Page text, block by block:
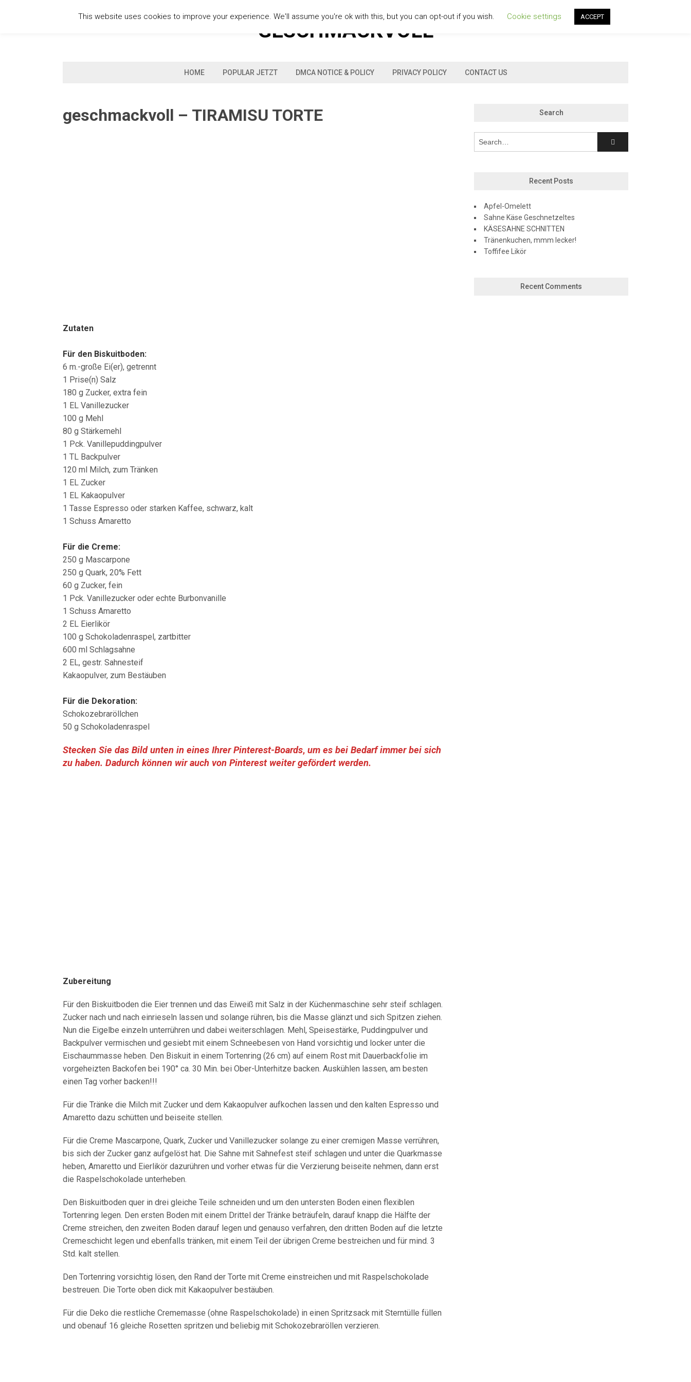
GESCHMACKVOLL
HOME POPULAR JETZT DMCA NOTICE & POLICY PRIVACY POLICY CONTACT US
geschmackvoll – TIRAMISU TORTE
Zutaten
Für den Biskuitboden:
6 m.-große Ei(er), getrennt
1 Prise(n) Salz
180 g Zucker, extra fein
1 EL Vanillezucker
100 g Mehl
80 g Stärkemehl
1 Pck. Vanillepuddingpulver
1 TL Backpulver
120 ml Milch, zum Tränken
1 EL Zucker
1 EL Kakaopulver
1 Tasse Espresso oder starken Kaffee, schwarz, kalt
1 Schuss Amaretto
Für die Creme:
250 g Mascarpone
250 g Quark, 20% Fett
60 g Zucker, fein
1 Pck. Vanillezucker oder echte Burbonvanille
1 Schuss Amaretto
2 EL Eierlikör
100 g Schokoladenraspel, zartbitter
600 ml Schlagsahne
2 EL, gestr. Sahnesteif
Kakaopulver, zum Bestäuben
Für die Dekoration:
Schokozebraröllchen
50 g Schokoladenraspel
Stecken Sie das Bild unten in eines Ihrer Pinterest-Boards, um es bei Bedarf immer bei sich
zu haben. Dadurch können wir auch von Pinterest weiter gefördert werden.
Zubereitung
Für den Biskuitboden die Eier trennen und das Eiweiß mit Salz in der Küchenmaschine sehr steif schlagen.
Zucker nach und nach einrieseln lassen und solange rühren, bis die Masse glänzt und sich Spitzen ziehen.
Nun die Eigelbe einzeln unterrühren und dabei weiterschlagen. Mehl, Speisestärke, Puddingpulver und
Backpulver vermischen und gesiebt mit einem Schneebesen von Hand vorsichtig und locker unter die
Eischaummasse heben. Den Biskuit in einem Tortenring (26 cm) auf einem Rost mit Dauerbackfolie im
vorgeheizten Backofen bei 190° ca. 30 Min. bei Ober-Unterhitze backen. Auskühlen lassen, am besten
einen Tag vorher backen!!!
Für die Tränke die Milch mit Zucker und dem Kakaopulver aufkochen lassen und den kalten Espresso und
Amaretto dazu schütten und beiseite stellen.
Für die Creme Mascarpone, Quark, Zucker und Vanillezucker solange zu einer cremigen Masse verrühren,
bis sich der Zucker ganz aufgelöst hat. Die Sahne mit Sahnefest steif schlagen und unter die Quarkmasse
heben, Amaretto und Eierlikör dazurühren und vorher etwas für die Verzierung beiseite nehmen, dann erst
die Raspelschokolade unterheben.
Den Biskuitboden quer in drei gleiche Teile schneiden und um den untersten Boden einen flexiblen
Tortenring legen. Den ersten Boden mit einem Drittel der Tränke beträufeln, darauf knapp die Hälfte der
Creme streichen, den zweiten Boden darauf legen und genauso verfahren, den dritten Boden auf die letzte
Cremeschicht legen und ebenfalls tränken, mit einem Teil der übrigen Creme bestreichen und für mind. 3
Std. kalt stellen.
Den Tortenring vorsichtig lösen, den Rand der Torte mit Creme einstreichen und mit Raspelschokolade
bestreuen. Die Torte oben dick mit Kakaopulver bestäuben.
Für die Deko die restliche Crememasse (ohne Raspelschokolade) in einen Spritzsack mit Sterntülle füllen
und obenauf 16 gleiche Rosetten spritzen und beliebig mit Schokozebraröllen verzieren.
Search
Recent Posts
Apfel-Omelett
Sahne Käse Geschnetzeltes
KÄSESAHNE SCHNITTEN
Tränenkuchen, mmm lecker!
Toffifee Likör
Recent Comments
This website uses cookies to improve your experience. We'll assume you're ok with this, but you can opt-out if you wish. Cookie settings ACCEPT